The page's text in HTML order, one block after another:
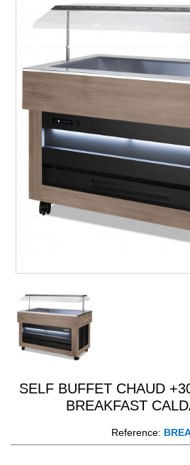
SELF BUFFET CHAUD
BREAKFAST
Reference: